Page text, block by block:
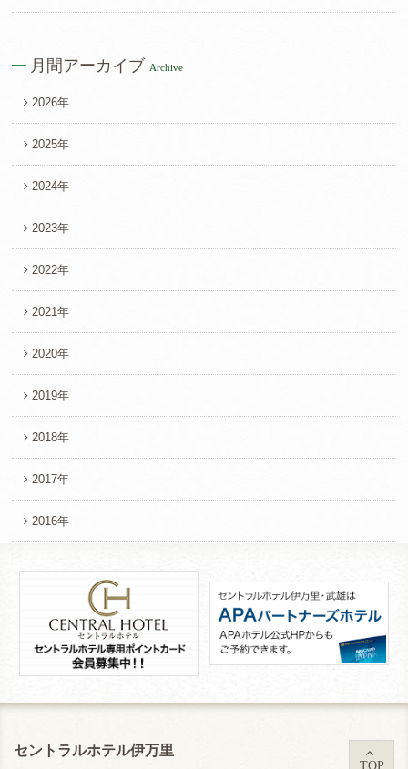
月間アーカイブ Archive
2026年
2025年
2024年
2023年
2022年
2021年
2020年
2019年
2018年
2017年
2016年
セントラルホテル伊万里
TOP